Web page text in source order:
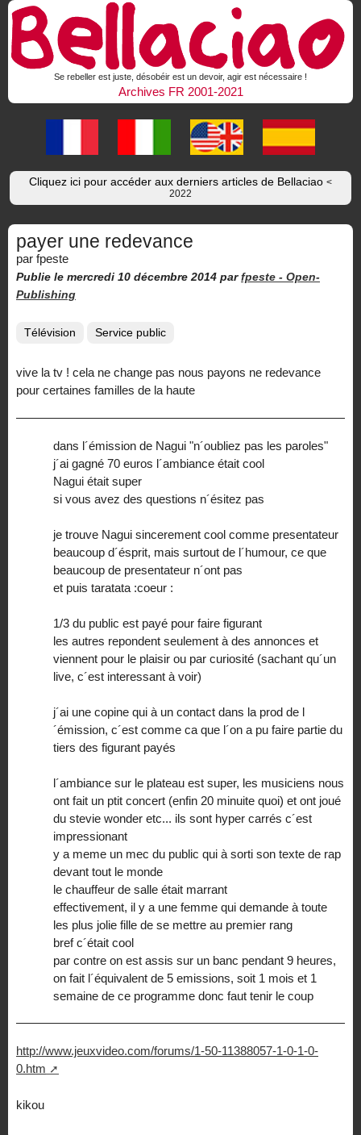
Se rebeller est juste, désobéir est un devoir, agir est nécessaire !
Archives FR 2001-2021
Cliquez ici pour accéder aux derniers articles de Bellaciao <
2022
payer une redevance
par fpeste
Publie le mercredi 10 décembre 2014 par fpeste - Open-
Publishing
Télévision Service public
vive la tv ! cela ne change pas nous payons ne redevance
pour certaines familles de la haute
dans l´émission de Nagui "n´oubliez pas les paroles"
j´ai gagné 70 euros l´ambiance était cool
Nagui était super
si vous avez des questions n´ésitez pas
je trouve Nagui sincerement cool comme presentateur
beaucoup d´ésprit, mais surtout de l´humour, ce que
beaucoup de presentateur n´ont pas
et puis taratata :coeur :
1/3 du public est payé pour faire figurant
les autres repondent seulement à des annonces et
viennent pour le plaisir ou par curiosité (sachant qu´un
live, c´est interessant à voir)
j´ai une copine qui à un contact dans la prod de l
´émission, c´est comme ca que l´on a pu faire partie du
tiers des figurant payés
l´ambiance sur le plateau est super, les musiciens nous
ont fait un ptit concert (enfin 20 minuite quoi) et ont joué
du stevie wonder etc... ils sont hyper carrés c´est
impressionant
y a meme un mec du public qui à sorti son texte de rap
devant tout le monde
le chauffeur de salle était marrant
effectivement, il y a une femme qui demande à toute
les plus jolie fille de se mettre au premier rang
bref c´était cool
par contre on est assis sur un banc pendant 9 heures,
on fait l´équivalent de 5 emissions, soit 1 mois et 1
semaine de ce programme donc faut tenir le coup
http://www.jeuxvideo.com/forums/1-50-11388057-1-0-1-0-
0.htm
kikou